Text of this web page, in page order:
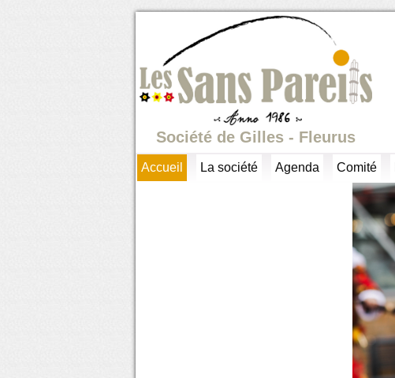
Société de Gilles - Fleurus
Accueil La société Agenda Comité